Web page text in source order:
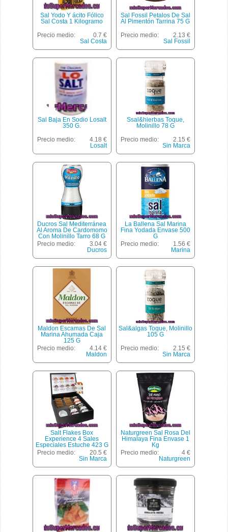
Sal Yodo Y ácito Fólico
Sal Costa 1 Kilogramo
Precio medio:
0.7 €
Sal Costa
Sal Fossil Petalos De Sal
Al Pimentón Tarrina 75 G
Precio medio:
2.13 €
Sal Fossil
Sal Baja En Sodio Losalt
350 G.
Precio medio:
4.18 €
Losalt
Ssal&hierbas Toque,
Molinillo 78 G
Precio medio:
2.15 €
Sin Marca
Ducros Sal Mediterránea
Al Aroma De Cardomomo
Con Molinillo Tarro 68 G
Precio medio:
3.04 €
Ducros
La Ballena Sal Marina
Fina Yodada Envase 500
G
Precio medio:
1.56 €
Marina
Maldon Escamas De Sal
Marina Ahumada Caja
125 G
Precio medio:
4.14 €
Maldon
Sal&algas Toque, Molinillo
105 G
Precio medio:
2.15 €
Sin Marca
Salt Flakes Box
Experience 4 Sales
Especiales Estuche 423 G
Precio medio:
20.5 €
Sin Marca
Naturgreen Sal Rosa Del
Himalaya Fina Envase 1
Kg
Precio medio:
4 €
Naturgreen